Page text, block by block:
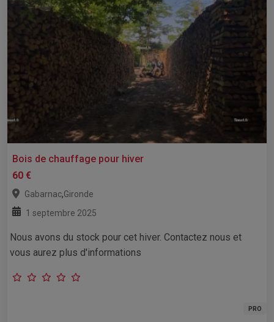
Bois de chauffage pour hiver
60 €
Gabarnac,Gironde
1 septembre 2025
Nous avons du stock pour cet hiver. Contactez nous et
vous aurez plus d'informations
PRO